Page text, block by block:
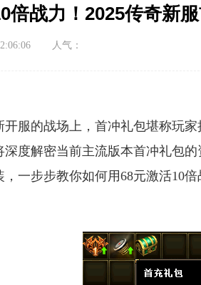
倍战力！2025传奇新
人气：
开服的战场上，首冲礼包堪称玩
深度解密当前主流版本首冲礼包
，一步步教你如何用68元激活10